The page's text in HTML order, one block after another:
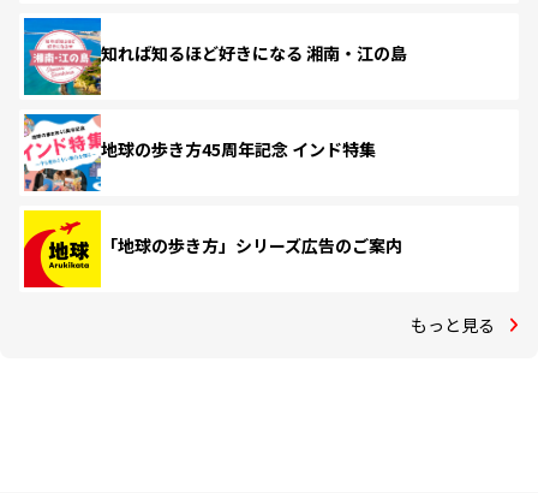
知れば知るほど好きになる 湘南・江の島
地球の歩き方45周年記念 インド特集
「地球の歩き方」シリーズ広告のご案内
もっと見る